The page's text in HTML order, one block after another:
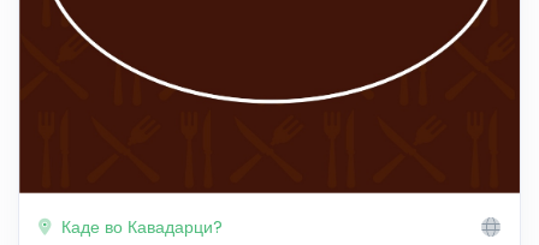
Каде во Кавадарци?